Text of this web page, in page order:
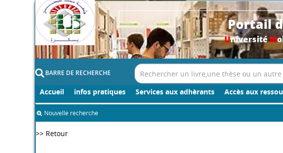
Portail
UniversitéM
Accueil infos pratiques Services aux adhèrants Accès aux
BARRE DE RECHERCHE
Nouvelle recherche
>> Retour